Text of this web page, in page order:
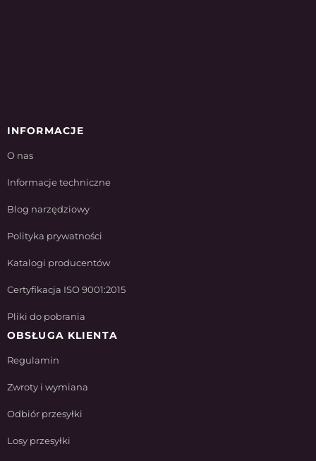
INFORMACJE
O nas
Informacje techniczne
Blog narzędziowy
Polityka prywatności
Katalogi producentów
Certyfikacja ISO 9001:2015
Pliki do pobrania
OBSŁUGA KLIENTA
Regulamin
Zwroty i wymiana
Odbiór przesyłki
Losy przesyłki